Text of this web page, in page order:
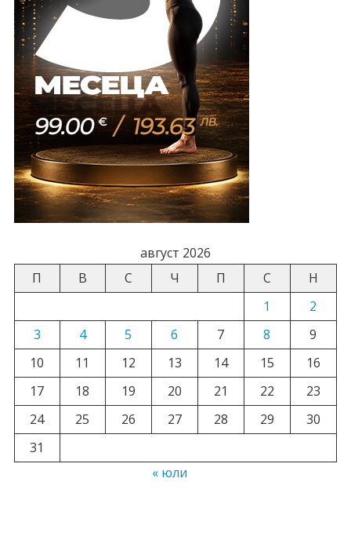
август 2026
П
В С Ч П С
Н
1
2
3
4 5 6 7 8
9
10
11 12 13 14 15
16
17
18 19 20 21 22
23
24
25 26 27 28 29
30
31
« юли